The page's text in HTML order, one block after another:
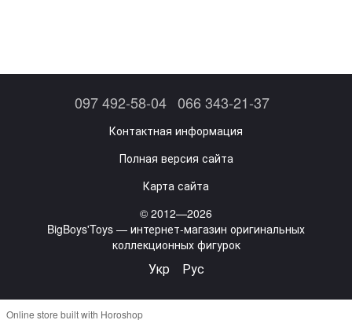
097 492-58-04 066 343-21-37
Контактная информация
Полная версия сайта
Карта сайта
© 2012—2026
BigBoys'Toys — интернет-магазин оригинальных
коллекционных фигурок
Укр Рус
Online store built with Horoshop